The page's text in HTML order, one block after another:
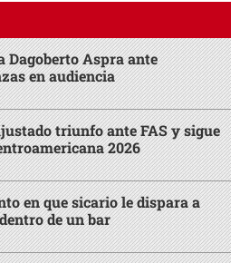
Dagoberto Aspra ante
en audiencia
triunfo ante FAS y sigue
2026
en que sicario le dispara a
de un bar